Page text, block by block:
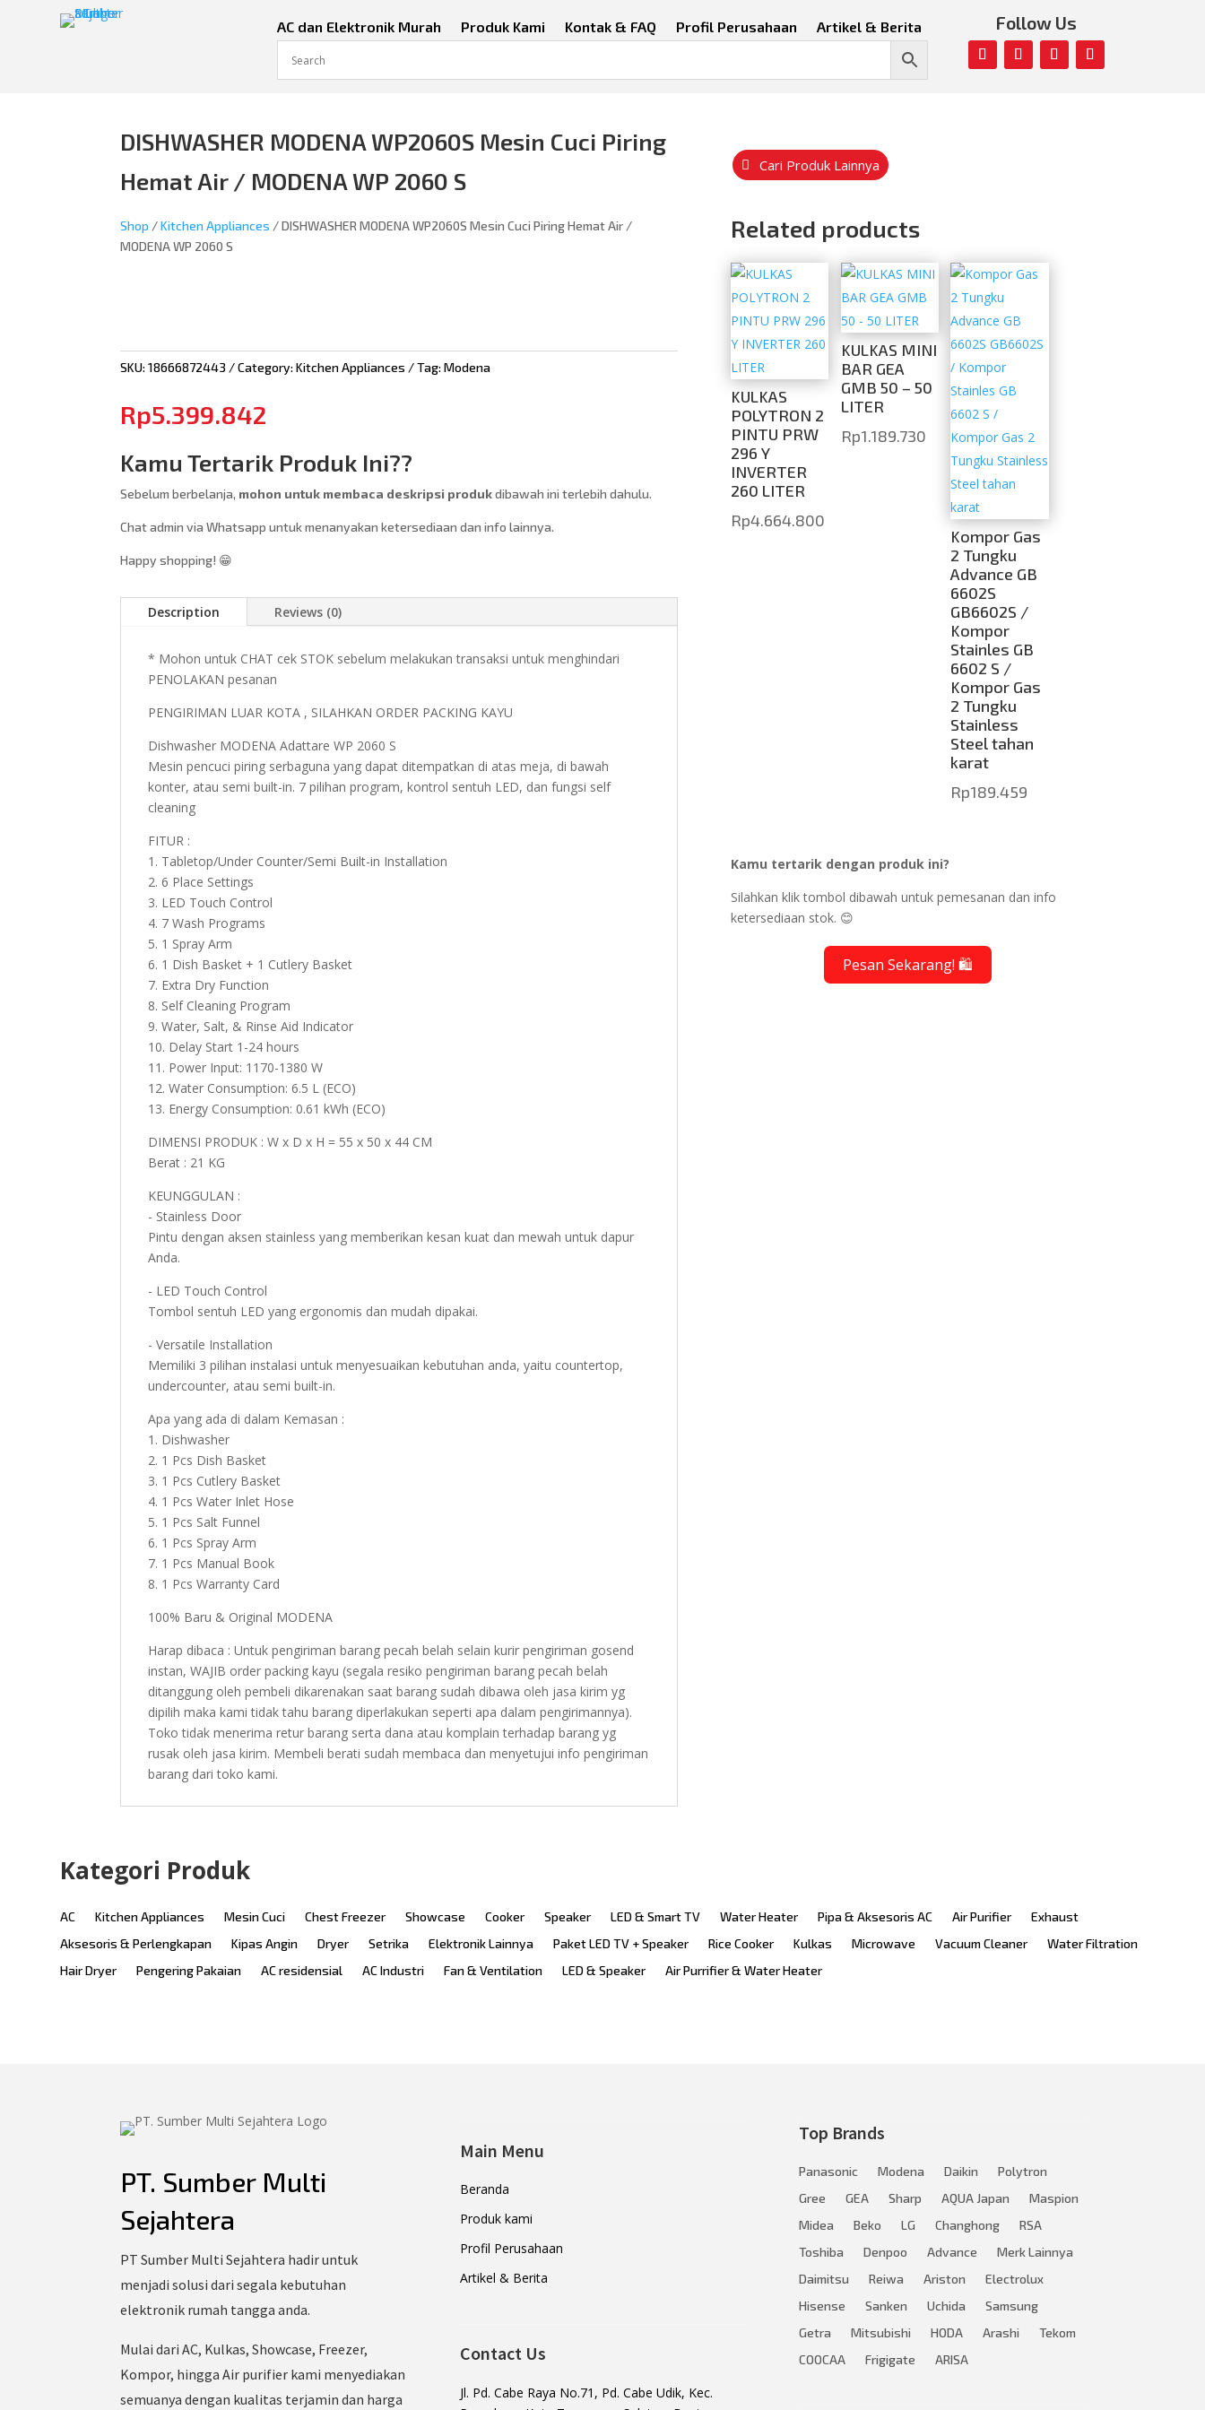
AC dan Elektronik Murah Produk Kami Kontak & FAQ Profil Perusahaan Artikel & Berita Follow Us
DISHWASHER MODENA WP2060S Mesin Cuci Piring
Hemat Air / MODENA WP 2060 S
Shop /Kitchen Appliances / DISHWASHER MODENA WP2060S Mesin Cuci Piring Hemat Air /
MODENA WP 2060 S
SKU:18666872443 Category:Kitchen Appliances Tag:Modena
Rp5.399.842
Kamu Tertarik Produk Ini??
Sebelum berbelanja, mohon untuk membaca deskripsi produkdibawah ini terlebih dahulu.
Chat admin via Whatsapp untuk menanyakan ketersediaan dan info lainnya.
Happy shopping! 😁
Description Reviews (0)
* Mohon untuk CHAT cek STOK sebelum melakukan transaksi untuk menghindari
PENOLAKAN pesanan
PENGIRIMAN LUAR KOTA , SILAHKAN ORDER PACKING KAYU
Dishwasher MODENA Adattare WP 2060 S
Mesin pencuci piring serbaguna yang dapat ditempatkan di atas meja, di bawah
konter, atau semi built-in. 7 pilihan program, kontrol sentuh LED, dan fungsi self
cleaning
FITUR :
1. Tabletop/Under Counter/Semi Built-in Installation
2. 6 Place Settings
3. LED Touch Control
4. 7 Wash Programs
5. 1 Spray Arm
6. 1 Dish Basket + 1 Cutlery Basket
7. Extra Dry Function
8. Self Cleaning Program
9. Water, Salt, & Rinse Aid Indicator
10. Delay Start 1-24 hours
11. Power Input: 1170-1380 W
12. Water Consumption: 6.5 L (ECO)
13. Energy Consumption: 0.61 kWh (ECO)
DIMENSI PRODUK : W x D x H = 55 x 50 x 44 CM
Berat : 21 KG
KEUNGGULAN :
- Stainless Door
Pintu dengan aksen stainless yang memberikan kesan kuat dan mewah untuk dapur
Anda.
- LED Touch Control
Tombol sentuh LED yang ergonomis dan mudah dipakai.
- Versatile Installation
Memiliki 3 pilihan instalasi untuk menyesuaikan kebutuhan anda, yaitu countertop,
undercounter, atau semi built-in.
Apa yang ada di dalam Kemasan :
1. Dishwasher
2. 1 Pcs Dish Basket
3. 1 Pcs Cutlery Basket
4. 1 Pcs Water Inlet Hose
5. 1 Pcs Salt Funnel
6. 1 Pcs Spray Arm
7. 1 Pcs Manual Book
8. 1 Pcs Warranty Card
100% Baru & Original MODENA
Harap dibaca : Untuk pengiriman barang pecah belah selain kurir pengiriman gosend
instan, WAJIB order packing kayu (segala resiko pengiriman barang pecah belah
ditanggung oleh pembeli dikarenakan saat barang sudah dibawa oleh jasa kirim yg
dipilih maka kami tidak tahu barang diperlakukan seperti apa dalam pengirimannya).
Toko tidak menerima retur barang serta dana atau komplain terhadap barang yg
rusak oleh jasa kirim. Membeli berati sudah membaca dan menyetujui info pengiriman
barang dari toko kami.
Cari Produk Lainnya
Related products
KULKAS
POLYTRON 2
PINTU PRW
296 Y
INVERTER
260 LITER
Rp4.664.800
KULKAS MINI
BAR GEA
GMB 50 – 50
LITER
Rp1.189.730
Kompor Gas
2 Tungku
Advance GB
6602S
GB6602S /
Kompor
Stainles GB
6602 S /
Kompor Gas
2 Tungku
Stainless
Steel tahan
karat
Rp189.459
Kamu tertarik dengan produk ini?
Silahkan klik tombol dibawah untuk pemesanan dan info
ketersediaan stok. 😊
Pesan Sekarang! 🛍️
Kategori Produk
AC Kitchen Appliances Mesin Cuci Chest Freezer Showcase Cooker Speaker LED & Smart TV Water Heater Pipa & Aksesoris AC Air Purifier
Exhaust
Aksesoris & Perlengkapan
Kipas Angin Dryer Setrika Elektronik Lainnya Paket LED TV + Speaker Rice Cooker Kulkas Microwave Vacuum Cleaner
Water Filtration
Hair Dryer
Pengering Pakaian AC residensial AC Industri Fan & Ventilation LED & Speaker Air Purrifier & Water Heater
PT. Sumber Multi
Sejahtera
PT Sumber Multi Sejahtera hadir untuk
menjadi solusi dari segala kebutuhan
elektronik rumah tangga anda.
Mulai dari AC, Kulkas, Showcase, Freezer,
Kompor, hingga Air purifier kami menyediakan
semuanya dengan kualitas terjamin dan harga
Main Menu
Beranda
Produk kami
Profil Perusahaan
Artikel & Berita
Contact Us
Jl. Pd. Cabe Raya No.71, Pd. Cabe Udik, Kec.
Top Brands
Panasonic Modena Daikin
Polytron
Gree
GEA Sharp AQUA Japan
Maspion
Midea
Beko LG Changhong
RSA
Toshiba
Denpoo Advance
Merk Lainnya
Daimitsu
Reiwa Ariston
Electrolux
Hisense
Sanken Uchida
Samsung
Getra
Mitsubishi HODA Arashi
Tekom
COOCAA
Frigigate ARISA